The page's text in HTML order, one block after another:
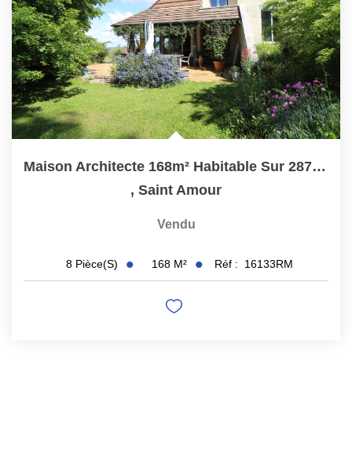
CONTACT
Maison Architecte 168m² Habitable Sur 2872m² De Terrain...
, Saint Amour
Vendu
8 Pièce(s) 168 M² Réf : 16133RM